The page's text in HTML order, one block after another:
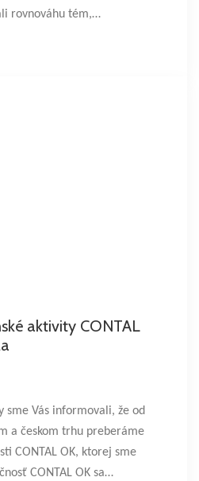
rovnováhu tém,…
aktivity CONTAL
sme Vás informovali, že od
a českom trhu preberáme
CONTAL OK, ktorej sme
CONTAL OK sa…